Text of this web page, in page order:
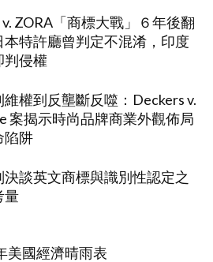
ZORA「商標大戰」６年後翻
本特許廳曾判定不混淆，印度
判侵權
維權到反壟斷反噬：Deckers v.
案揭示時尚品牌商業外觀佈局
陷阱
決談英文商標與識別性認定之
量
美國經濟晴雨表